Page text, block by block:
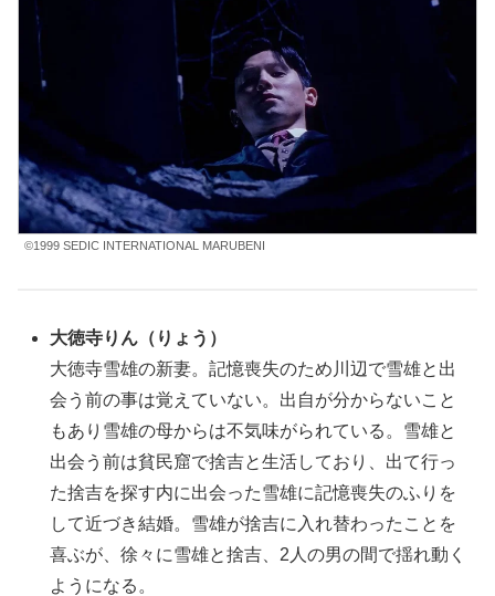
©1999 SEDIC INTERNATIONAL MARUBENI
大徳寺りん（りょう）
大徳寺雪雄の新妻。記憶喪失のため川辺で雪雄と出
会う前の事は覚えていない。出自が分からないこと
もあり 雪雄の母からは不気味がられている。 雪雄と
出会う前は貧民窟で捨吉と生活しており、出て行っ
た捨吉を探す内に出会った雪雄に記憶喪失のふりを
して近づき結婚。雪雄が捨吉に入れ替わったことを
喜ぶが、徐々に雪雄と捨吉、2人の男の間で揺れ動く
ようになる。